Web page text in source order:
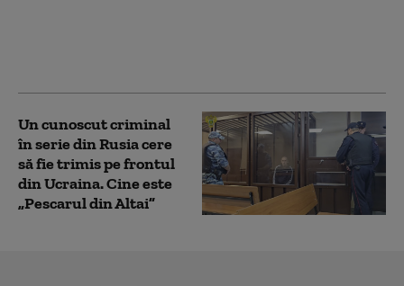
Un cunoscut criminal
în serie din Rusia cere
să fie trimis pe frontul
din Ucraina. Cine este
„Pescarul din Altai”